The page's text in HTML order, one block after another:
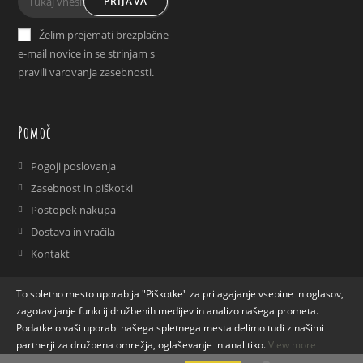
in
new
in
new
Želim prejemati brezplačne
e-mail novice in se strinjam s
pravili varovanja zasebnosti.
Pomoč
Pogoji poslovanja
Zasebnost in piškotki
Postopek nakupa
Dostava in vračila
Kontakt
To spletno mesto uporablja "Piškotke" za prilagajanje vsebine in oglasov,
zagotavljanje funkcij družbenih medijev in analizo našega prometa.
Podatke o vaši uporabi našega spletnega mesta delimo tudi z našimi
partnerji za družbena omrežja, oglaševanje in analitiko.View more